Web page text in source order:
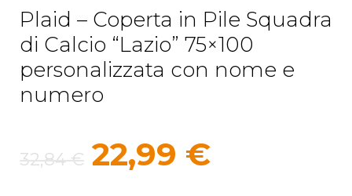
Plaid – Coperta in Pile Squadra
di Calcio “Lazio” 75×100
personalizzata con nome e
numero
32,84€ Il
22,99 €Il